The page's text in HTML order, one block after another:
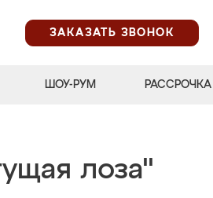
ЗАКАЗАТЬ ЗВОНОК
ШОУ-РУМ РАССРОЧКА
лоза"